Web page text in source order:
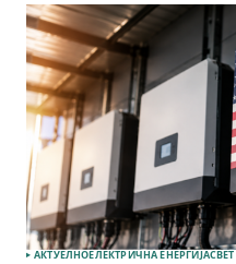
АКТУЕЛНОЕЛЕКТРИЧНА ЕНЕРГИЈАСВЕТ